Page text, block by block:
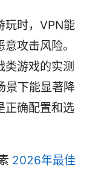
玩时，VPN能
攻击风险。
类游戏的实测
景下能显著降
正确配置和选
2026年最佳